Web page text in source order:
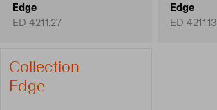
Edge
ED 4211.27
Edge
ED 4211.13
Collection
Edge